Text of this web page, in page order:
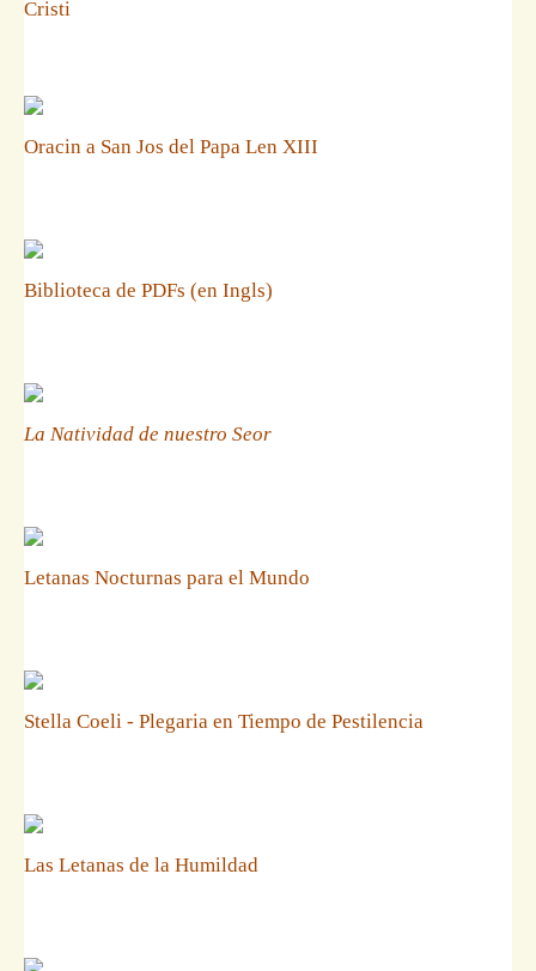
Cristi
Oracin a San Jos del Papa Len XIII
Biblioteca de PDFs (en Ingls)
La Natividad de nuestro Seor
Letanas Nocturnas para el Mundo
Stella Coeli - Plegaria en Tiempo de Pestilencia
Las Letanas de la Humildad